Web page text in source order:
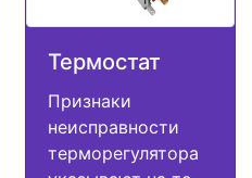
Термостат
Признаки
неисправности
терморегулятора